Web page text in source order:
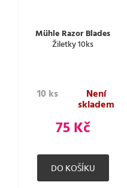
Mühle Razor Blades
Žiletky 10ks
10 ks Není
skladem
75 Kč